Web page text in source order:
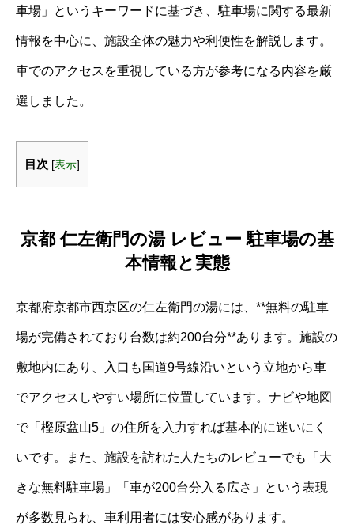
車場」というキーワードに基づき、駐車場に関する最新
情報を中心に、施設全体の魅力や利便性を解説します。
車でのアクセスを重視している方が参考になる内容を厳
選しました。
目次 [表示]
京都 仁左衛門の湯 レビュー 駐車場の基
本情報と実態
京都府京都市西京区の仁左衛門の湯には、**無料の駐車
場が完備されており台数は約200台分**あります。施設の
敷地内にあり、入口も国道9号線沿いという立地から車
でアクセスしやすい場所に位置しています。ナビや地図
で「樫原盆山5」の住所を入力すれば基本的に迷いにく
いです。また、施設を訪れた人たちのレビューでも「大
きな無料駐車場」「車が200台分入る広さ」という表現
が多数見られ、車利用者には安心感があります。